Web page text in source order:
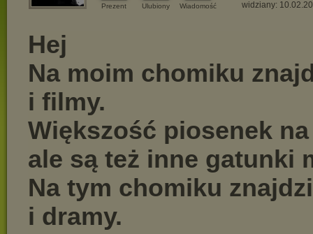
Prezent Ulubiony Wiadomość widziany: